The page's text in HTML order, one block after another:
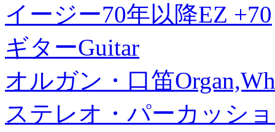
イージー70年以降EZ +70
ギターGuitar
オルガン・口笛
ステレオ・パーカッシ